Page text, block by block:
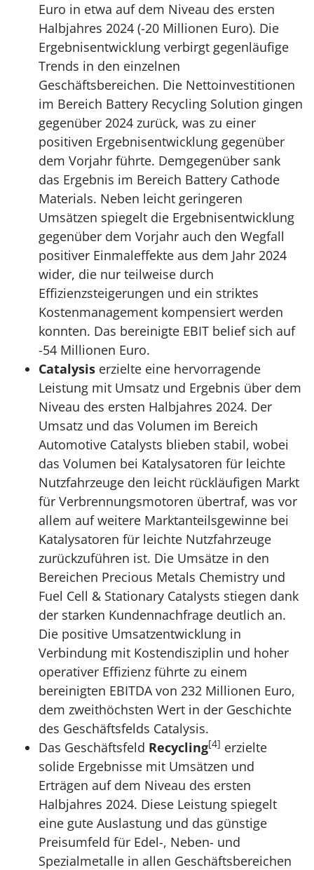
Euro in etwa auf dem Niveau des ersten
Halbjahres 2024 (-20 Millionen Euro). Die
Ergebnisentwicklung verbirgt gegenläufige
Trends in den einzelnen
Geschäftsbereichen. Die Nettoinvestitionen
im Bereich Battery Recycling Solution gingen
gegenüber 2024 zurück, was zu einer
positiven Ergebnisentwicklung gegenüber
dem Vorjahr führte. Demgegenüber sank
das Ergebnis im Bereich Battery Cathode
Materials. Neben leicht geringeren
Umsätzen spiegelt die Ergebnisentwicklung
gegenüber dem Vorjahr auch den Wegfall
positiver Einmaleffekte aus dem Jahr 2024
wider, die nur teilweise durch
Effizienzsteigerungen und ein striktes
Kostenmanagement kompensiert werden
konnten. Das bereinigte EBIT belief sich auf
-54 Millionen Euro.
Catalysis erzielte eine hervorragende
Leistung mit Umsatz und Ergebnis über dem
Niveau des ersten Halbjahres 2024. Der
Umsatz und das Volumen im Bereich
Automotive Catalysts blieben stabil, wobei
das Volumen bei Katalysatoren für leichte
Nutzfahrzeuge den leicht rückläufigen Markt
für Verbrennungsmotoren übertraf, was vor
allem auf weitere Marktanteilsgewinne bei
Katalysatoren für leichte Nutzfahrzeuge
zurückzuführen ist. Die Umsätze in den
Bereichen Precious Metals Chemistry und
Fuel Cell & Stationary Catalysts stiegen dank
der starken Kundennachfrage deutlich an.
Die positive Umsatzentwicklung in
Verbindung mit Kostendisziplin und hoher
operativer Effizienz führte zu einem
bereinigten EBITDA von 232 Millionen Euro,
dem zweithöchsten Wert in der Geschichte
des Geschäftsfelds Catalysis.
Das Geschäftsfeld Recycling[4] erzielte
solide Ergebnisse mit Umsätzen und
Erträgen auf dem Niveau des ersten
Halbjahres 2024. Diese Leistung spiegelt
eine gute Auslastung und das günstige
Preisumfeld für Edel-, Neben- und
Spezialmetalle in allen Geschäftsbereichen